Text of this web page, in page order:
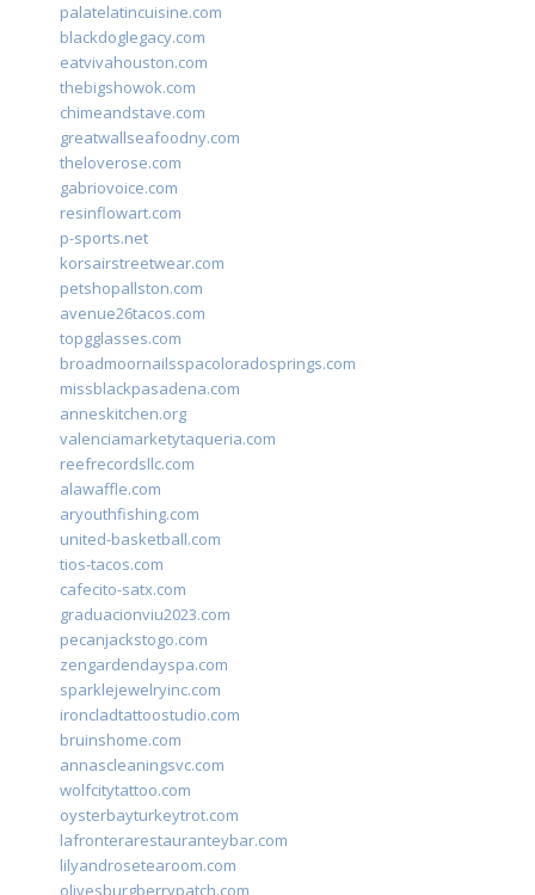
palatelatincuisine.com
blackdoglegacy.com
eatvivahouston.com
thebigshowok.com
chimeandstave.com
greatwallseafoodny.com
theloverose.com
gabriovoice.com
resinflowart.com
p-sports.net
korsairstreetwear.com
petshopallston.com
avenue26tacos.com
topgglasses.com
broadmoornailsspacoloradosprings.com
missblackpasadena.com
anneskitchen.org
valenciamarketytaqueria.com
reefrecordsllc.com
alawaffle.com
aryouthfishing.com
united-basketball.com
tios-tacos.com
cafecito-satx.com
graduacionviu2023.com
pecanjackstogo.com
zengardendayspa.com
sparklejewelryinc.com
ironcladtattoostudio.com
bruinshome.com
annascleaningsvc.com
wolfcitytattoo.com
oysterbayturkeytrot.com
lafronterarestauranteybar.com
lilyandrosetearoom.com
olivesburgberrypatch.com